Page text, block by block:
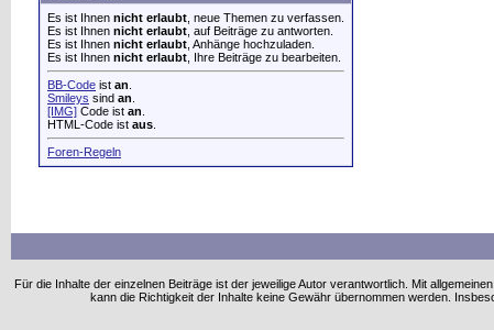
Es ist Ihnen nicht erlaubt , neue Themen zu verfassen.
Es ist Ihnen nicht erlaubt , auf Beiträge zu antworten.
Es ist Ihnen nicht erlaubt , Anhänge hochzuladen.
Es ist Ihnen nicht erlaubt , Ihre Beiträge zu bearbeiten.
BB-Code ist an
Smileys sind an
[IMG] Code ist an
HTML-Code ist aus
Foren-Regeln
Für die Inhalte der einzelnen Beiträge ist der jeweilige Autor verantwortlich. Mit
kann die Richtigkeit der Inhalte keine Gewähr übernommen werden.